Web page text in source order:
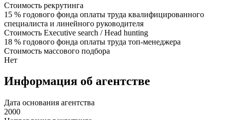
Стоимость рекрутинга
15 % годового фонда оплаты труда квалифицированного
специалиста и линейного руководителя
Стоимость Executive search / Head hunting
18 % годового фонда оплаты труда топ-менеджера
Стоимость массового подбора
Нет
Информация об агентстве
Дата основания агентства
2000